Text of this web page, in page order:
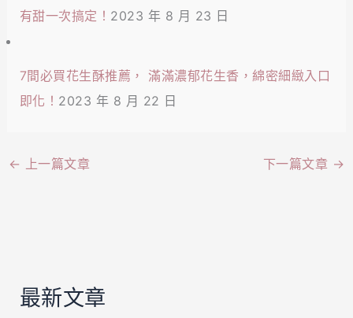
有甜一次搞定！ 2023 年 8 月 23 日
7間必買花生酥推薦， 滿滿濃郁花生香，綿密細緻入口
即化！ 2023 年 8 月 22 日
← 上一篇文章 下一篇文章 →
最新文章